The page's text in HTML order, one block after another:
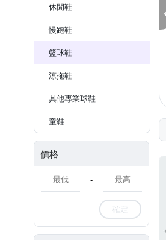
休閒鞋
慢跑鞋
籃球鞋
涼拖鞋
其他專業球鞋
童鞋
價格
-
確定